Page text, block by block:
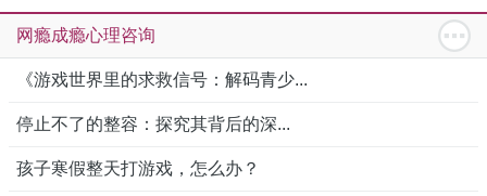
网瘾成瘾心理咨询
《游戏世界里的求救信号：解码青少...
停止不了的整容：探究其背后的深...
孩子寒假整天打游戏，怎么办？